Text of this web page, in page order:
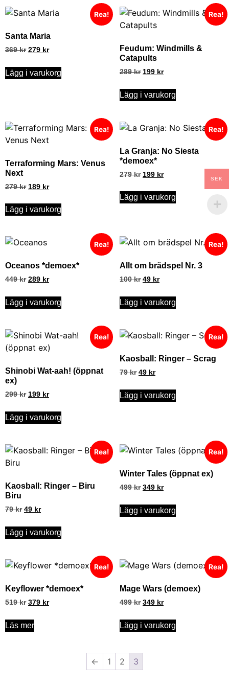
Rea!
Santa Maria
369kr 279 kr
Lägg i varukorg
Rea!
Feudum: Windmills &
Catapults
289kr 199 kr
Lägg i varukorg
Rea!
Terraforming Mars: Venus
Next
279kr 189 kr
Lägg i varukorg
Rea!
La Granja: No Siesta
*demoex*
279kr 199 kr
Lägg i varukorg
Rea!
Oceanos *demoex*
449kr 289 kr
Lägg i varukorg
Rea!
Allt om brädspel Nr. 3
100kr 49 kr
Lägg i varukorg
Rea!
Shinobi Wat-aah! (öppnat
ex)
299kr 199 kr
Lägg i varukorg
Rea!
Kaosball: Ringer – Scrag
79kr 49 kr
Lägg i varukorg
Rea!
Kaosball: Ringer – Biru
Biru
79kr 49 kr
Lägg i varukorg
Rea!
Winter Tales (öppnat ex)
499kr 349 kr
Lägg i varukorg
Rea!
Keyflower *demoex*
519kr 379 kr
Läs mer
Rea!
Mage Wars (demoex)
499kr 349 kr
Lägg i varukorg
← 1 2 3
SEK